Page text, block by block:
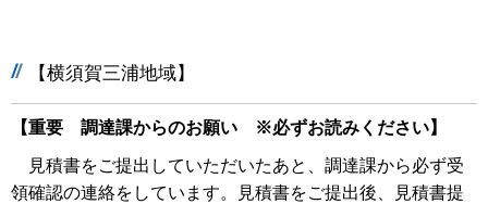
【横須賀三浦地域】
【重要 調達課からのお願い ※必ずお読みください】
見積書をご提出していただいたあと、調達課から必ず受
領確認の連絡をしています。見積書をご提出後、見積書提